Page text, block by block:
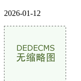
2026-01-12